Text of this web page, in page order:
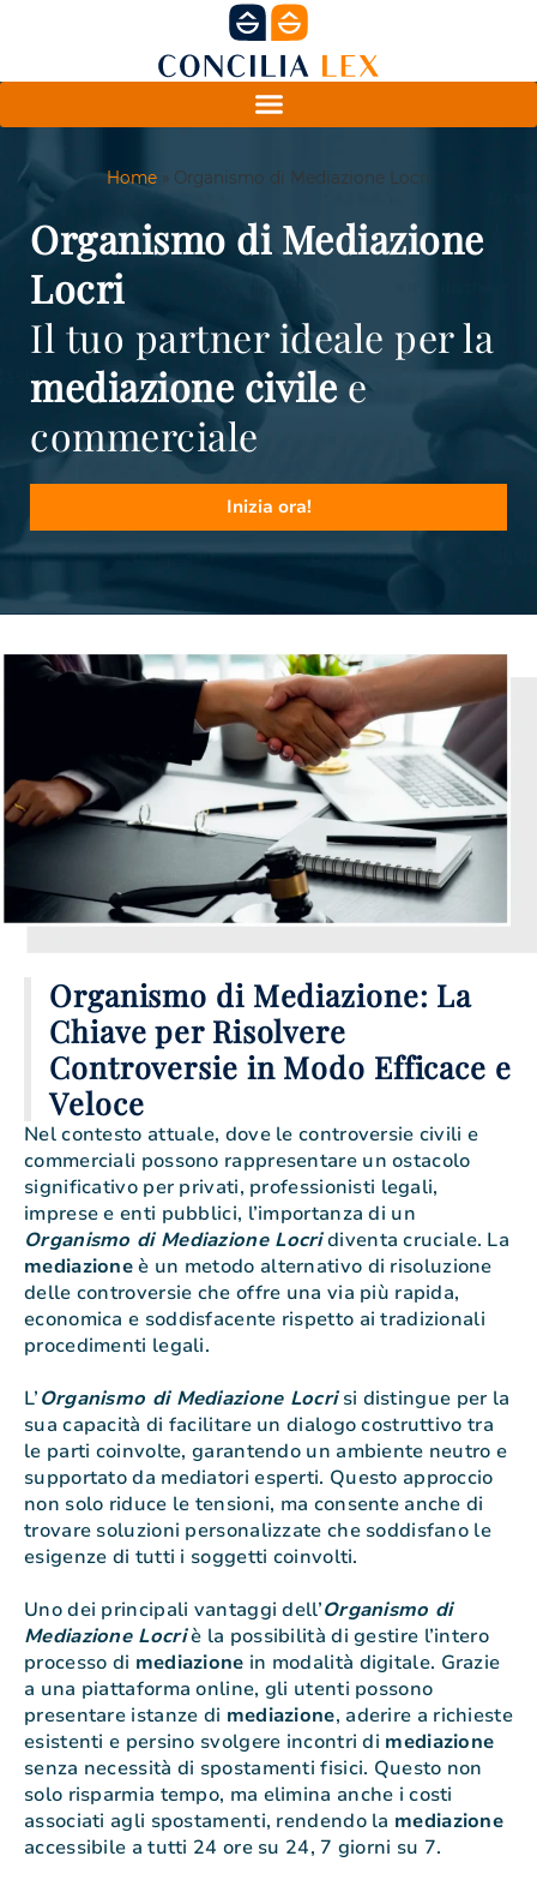
Home » Organismo di Mediazione Locri
Organismo di Mediazione
Locri
Il tuo partner ideale per la
mediazione civilee
commerciale
Inizia ora!
Organismo di Mediazione: La
Chiave per Risolvere
Controversie in Modo Efficace e
Veloce
Nel contesto attuale, dove le controversie civili e
commerciali possono rappresentare un ostacolo
significativo per privati, professionisti legali,
imprese e enti pubblici, l’importanza di un
Organismo di Mediazione Locridiventa cruciale. La
mediazioneè un metodo alternativo di risoluzione
delle controversie che offre una via più rapida,
economica e soddisfacente rispetto ai tradizionali
procedimenti legali.
L’Organismo di Mediazione Locrisi distingue per la
sua capacità di facilitare un dialogo costruttivo tra
le parti coinvolte, garantendo un ambiente neutro e
supportato da mediatori esperti. Questo approccio
non solo riduce le tensioni, ma consente anche di
trovare soluzioni personalizzate che soddisfano le
esigenze di tutti i soggetti coinvolti.
Uno dei principali vantaggi dell’Organismo di
Mediazione Locriè la possibilità di gestire l’intero
processo di mediazione in modalità digitale. Grazie
a una piattaforma online, gli utenti possono
presentare istanze di mediazione, aderire a richieste
esistenti e persino svolgere incontri di mediazione
senza necessità di spostamenti fisici. Questo non
solo risparmia tempo, ma elimina anche i costi
associati agli spostamenti, rendendo la mediazione
accessibile a tutti 24 ore su 24, 7 giorni su 7.